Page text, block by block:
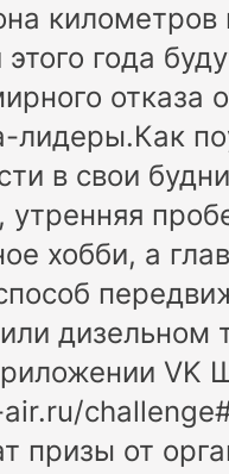
километров
года
отказа
в свои
хобби, а
дизельном
VK
призы от